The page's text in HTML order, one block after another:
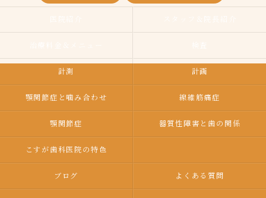
計測 計画
顎関節症と噛み合わせ 線維筋痛症
顎関節症 器質性障害と歯の関係
こすが歯科医院の特色
ブログ よくある質問